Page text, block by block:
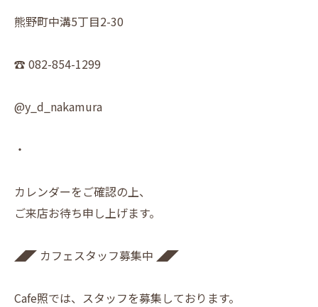
熊野町中溝5丁目2-30
☎︎ 082-854-1299
@y_d_nakamura
・
カレンダーをご確認の上、
ご来店お待ち申し上げます。
◢◤ カフェスタッフ募集中 ◢◤
Cafe照では、スタッフを募集しております。